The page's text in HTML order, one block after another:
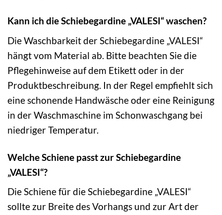
Kann ich die Schiebegardine „VALESI“ waschen?
Die Waschbarkeit der Schiebegardine „VALESI“
hängt vom Material ab. Bitte beachten Sie die
Pflegehinweise auf dem Etikett oder in der
Produktbeschreibung. In der Regel empfiehlt sich
eine schonende Handwäsche oder eine Reinigung
in der Waschmaschine im Schonwaschgang bei
niedriger Temperatur.
Welche Schiene passt zur Schiebegardine
„VALESI“?
Die Schiene für die Schiebegardine „VALESI“
sollte zur Breite des Vorhangs und zur Art der